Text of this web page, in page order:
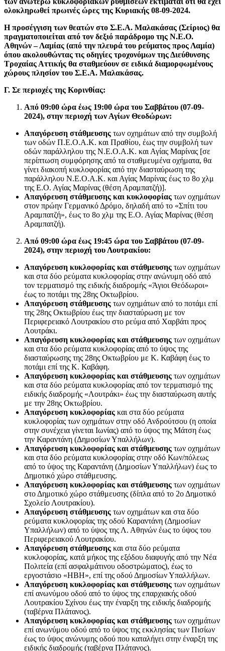
ολοκληρωθεί πρωινές ώρες της Κυριακής 08-09-2024.
Η προσέγγιση των θεατών στο Σ.Ε.Α. Μαλακάσας (Σείριος) θα
πραγματοποιείται από τον δεξιό παράδρομο της Ν.Ε.Ο.
Αθηνών – Λαμίας (από την πλευρά του ρεύματος προς Λαμία)
όπου ακολουθώντας τις οδηγίες τροχονόμων της Διεύθυνσης
Τροχαίας Αττικής θα σταθμεύουν σε ειδικά διαμορφωμένους
χώρους πλησίον του Σ.Ε.Α. Μαλακάσας.
Γ. Σε περιοχές της Κορινθίας:
Από 09:00 ώρα έως 19:00 ώρα του Σαββάτου (07-09-
2024), στην περιοχή των Αγίων Θεοδώρων:
Απαγόρευση στάθμευσης των οχημάτων από την συμβολή
των οδών Π.Ε.Ο.Α.Κ. και Πραθίου, έως την συμβολή των
οδών παράλληλου της Ν.Ε.Ο.Α.Κ. και Αγίας Μαρίνας [σε
περίπτωση συμφόρησης από τα σταθμευμένα οχήματα, θα
γίνει διακοπή κυκλοφορίας από την διασταύρωση της
παράλληλου Ν.Ε.Ο.Α.Κ. και Αγίας Μαρίνας έως το 8ο χλμ
της Ε.Ο. Αγίας Μαρίνας (θέση Αραμπατζή)].
Απαγόρευση στάθμευσης και κυκλοφορίας των οχημάτων
στον πρώην Γερμανικό Δρόμο, δηλαδή από το «Σπίτι του
Αραμπατζή», έως το 8ο χλμ της Ε.Ο. Αγίας Μαρίνας (θέση
Αραμπατζή).
Από 09:00 ώρα έως 19:45 ώρα του Σαββάτου (07-09-
2024), στην περιοχή του Λουτρακίου:
Απαγόρευση κυκλοφορίας και στάθμευσης των οχημάτων
και στα δύο ρεύματα κυκλοφορίας στην ανώνυμη οδό από
τον τερματισμό της ειδικής διαδρομής «Άγιοι Θεόδωροι»
έως το ποτάμι της 28ης Οκτωβρίου.
Απαγόρευση στάθμευσης των οχημάτων από το ποτάμι επί
της 28ης Οκτωβρίου έως την διασταύρωση με τον
Περιφερειακό Λουτρακίου στο ρεύμα από Χαρβάτι προς
Λουτράκι.
Απαγόρευση κυκλοφορίας και στάθμευσης των οχημάτων
και στα δύο ρεύματα κυκλοφορίας από το ύψος της
διασταύρωσης της 28ης Οκτωβρίου με Κ. Καβάφη έως το
ποτάμι επί της Κ. Καβάφη.
Απαγόρευση κυκλοφορίας και στάθμευσης των οχημάτων
και στα δύο ρεύματα κυκλοφορίας από τον τερματισμό της
ειδικής διαδρομής «Λουτράκι» έως την διασταύρωση αυτής
με την 28ης Οκτωβρίου.
Απαγόρευση κυκλοφορίας και στα δύο ρεύματα
κυκλοφορίας των οχημάτων στην οδό Ανδρούτσου (η οποία
στην συνέχεια γίνεται Ιωνίας) από το ύψος της Μάτση έως
την Καραντάνη (Δημοσίων Υπαλλήλων).
Απαγόρευση κυκλοφορίας και στάθμευσης των οχημάτων
και στα δύο ρεύματα κυκλοφορίας στην οδό Κων/πόλεως
από το ύψος της Καραντάνη (Δημοσίων Υπαλλήλων) έως το
Δημοτικό χώρο στάθμευσης.
Απαγόρευση κυκλοφορίας και στάθμευσης των οχημάτων
στο Δημοτικό χώρο στάθμευσης (δίπλα από το 2ο Δημοτικό
Σχολείο Λουτρακίου).
Απαγόρευση στάθμευσης των οχημάτων και στα δύο
ρεύματα κυκλοφορίας της οδού Καραντάνη (Δημοσίων
Υπαλλήλων) από το ύψος της Λ. Αθηνών έως το ύψος του
Περιφερειακού Λουτρακίου.
Απαγόρευση στάθμευσης και στα δύο ρεύματα
κυκλοφορίας, κατά μήκος της εξόδου διαφυγής από την Νέα
Πολιτεία (επί ασφαλμάτινου οδοστρώματος), έως το
εργοστάσιο «ΗΒΗ», επί της οδού Δημοσίων Υπαλλήλων.
Απαγόρευση κυκλοφορίας και στάθμευσης των οχημάτων
επί ανωνύμου οδού από το ύψος της επαρχιακής οδού
Λουτρακίου Σχίνου έως την έναρξη της ειδικής διαδρομής
(ταβέρνα Πλάτανος).
Απαγόρευση κυκλοφορίας και στάθμευσης των οχημάτων
επί ανωνύμου οδού από το ύψος της εκκλησίας των Πισίων
έως το ύψος ανώνυμης οδού που καταλήγει στην έναρξη της
ειδικής διαδρομής (ταβέρνα Πλάτανος).